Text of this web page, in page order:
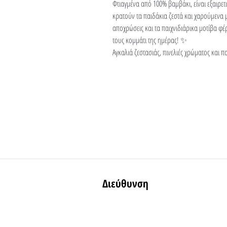
Φτιαγμένα από 100% βαμβάκι, είναι
κρατούν τα παιδάκια ζεστά και
αποχρώσεις και τα παιχνιδιάρικα
τους κομμάτι της ημέρας! ✨
Αγκαλιά ζεστασιάς, πινελιές χρώματος
Διεύθυνση